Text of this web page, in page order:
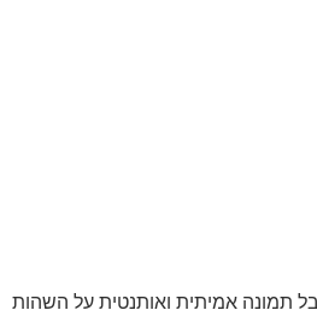
תמונה אמיתית ואותנטית על השהות